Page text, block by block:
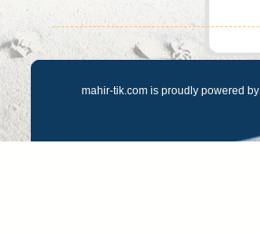
mahir-tik.com is proudly powered by